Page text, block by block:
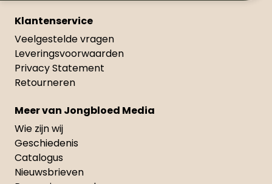
Klantenservice
Veelgestelde vragen
Leveringsvoorwaarden
Privacy Statement
Retourneren
Meer van Jongbloed Media
Wie zijn wij
Geschiedenis
Catalogus
Nieuwsbrieven